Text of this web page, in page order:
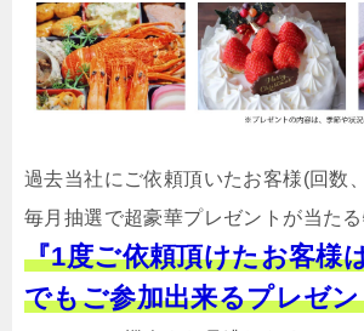
過去当社にご依頼頂いたお客様(回数
毎月抽選で超豪華プレゼントが当たる
『1度ご依頼頂けたお客様
でもご参加出来るプレゼ